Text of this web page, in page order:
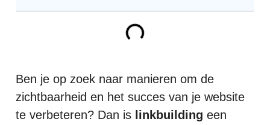
Ben je op zoek naar manieren om de
zichtbaarheid en het succes van je website
te verbeteren? Dan is linkbuilding een